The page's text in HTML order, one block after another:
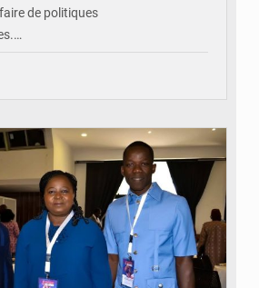
de politiques